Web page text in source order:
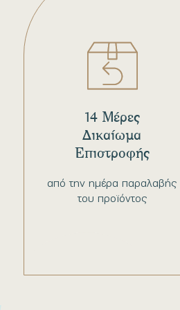
από την ημέρα παραλαβής
του προϊόντος
14 Μέρες
Δικαίωμα
Επιστροφής